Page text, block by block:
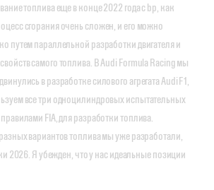
топлива еще в конце 2022 года с bp, как
сгорания очень сложен, и его можно
путем параллельной разработки двигателя и
самого топлива. В Audi Formula Racing мы
в разработке силового агрегата Audi F1,
все три одноцилиндровых испытательных
FIA, для разработки топлива.
вариантов топлива мы уже разработали,
2026. Я убежден, что у нас идеальные позиции